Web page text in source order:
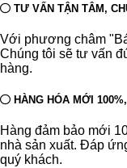
TƯ VẤN TẬN TÂM,
Với phương châm
Chúng tôi sẽ tư vấn
hàng.
HÀNG HÓA MỚI
Hàng đảm bảo mới
nhà sản xuất. Đáp
quý khách.